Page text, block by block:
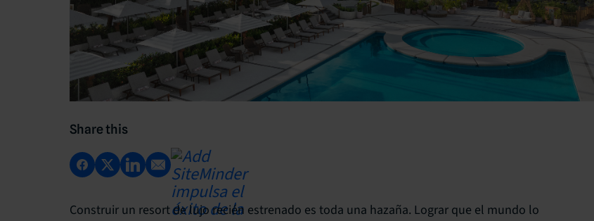
Share this
Construir un resort de lujo recién estrenado es toda una hazaña. Lograr que el mundo lo